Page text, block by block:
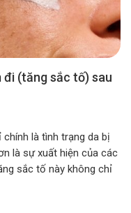
đi (tăng sắc tố) sau
là tình trạng da bị
là sự xuất hiện của các
sắc tố này không chỉ